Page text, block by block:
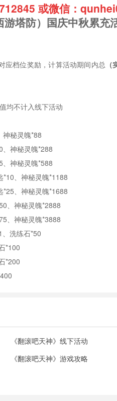
或微信：
塔防） 国庆中秋累充
应档位奖励，计算活动期间内总
均不计入线下活动
神秘灵魄*88
神秘灵魄*288
、神秘灵魄*588
*10、神秘灵魄*1188
*25、神秘灵魄*1688
、神秘灵魄*2888
、神秘灵魄*3888
洗练石*50
*100
*200
《翻滚吧天神》线下活动
《翻滚吧天神》游戏攻略